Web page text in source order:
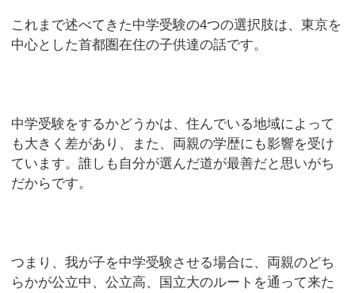
これまで述べてきた中学受験の4つの選択肢は、東京を
中心とした首都圏在住の子供達の話です。
中学受験をするかどうかは、住んでいる地域によって
も大きく差があり、また、両親の学歴にも影響を受け
ています。誰しも自分が選んだ道が最善だと思いがち
だからです。
つまり、我が子を中学受験させる場合に、両親のどち
らかが公立中、公立高、国立大のルートを通って来た